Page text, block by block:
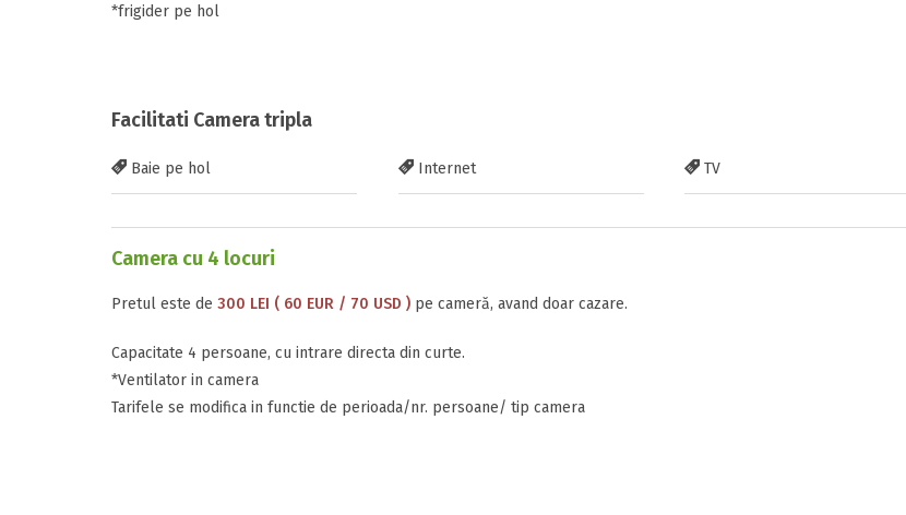
*frigider pe hol
Facilitati Camera tripla
Baie pe hol Internet TV
Camera cu 4 locuri
Pretul este de 300 LEI ( 60 EUR / 70 USD ) pe cameră, avand doar cazare.
Capacitate 4 persoane, cu intrare directa din curte.
*Ventilator in camera
Tarifele se modifica in functie de perioada/nr. persoane/ tip camera